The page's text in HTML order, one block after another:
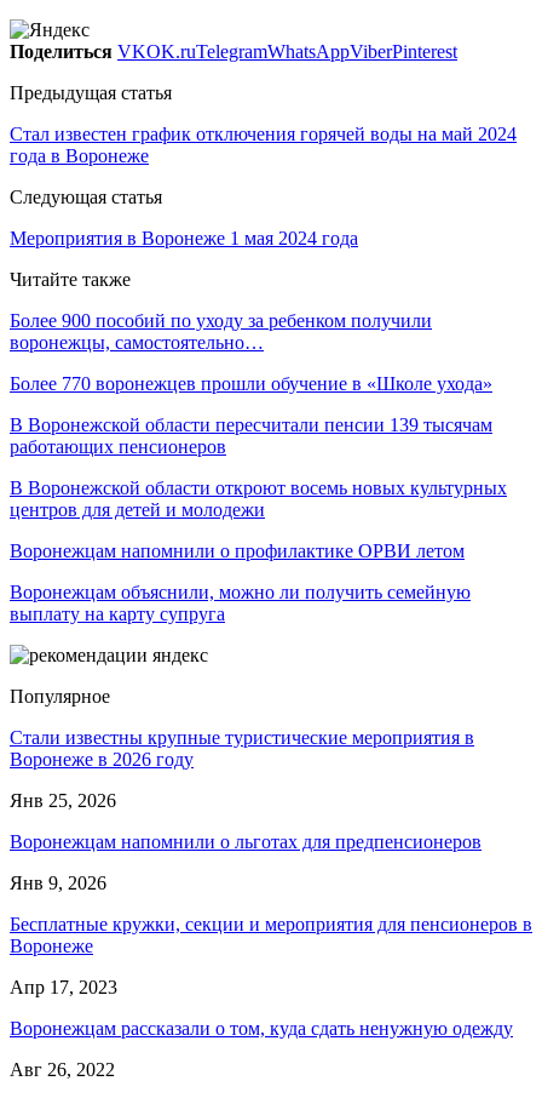
Поделиться VKOK.ruTelegramWhatsAppViberPinterest
Предыдущая статья
Стал известен график отключения горячей воды на май 2024
года в Воронеже
Следующая статья
Мероприятия в Воронеже 1 мая 2024 года
Читайте также
Более 900 пособий по уходу за ребенком получили
воронежцы, самостоятельно…
Более 770 воронежцев прошли обучение в «Школе ухода»
В Воронежской области пересчитали пенсии 139 тысячам
работающих пенсионеров
В Воронежской области откроют восемь новых культурных
центров для детей и молодежи
Воронежцам напомнили о профилактике ОРВИ летом
Воронежцам объяснили, можно ли получить семейную
выплату на карту супруга
Популярное
Стали известны крупные туристические мероприятия в
Воронеже в 2026 году
Янв 25, 2026
Воронежцам напомнили о льготах для предпенсионеров
Янв 9, 2026
Бесплатные кружки, секции и мероприятия для пенсионеров в
Воронеже
Апр 17, 2023
Воронежцам рассказали о том, куда сдать ненужную одежду
Авг 26, 2022